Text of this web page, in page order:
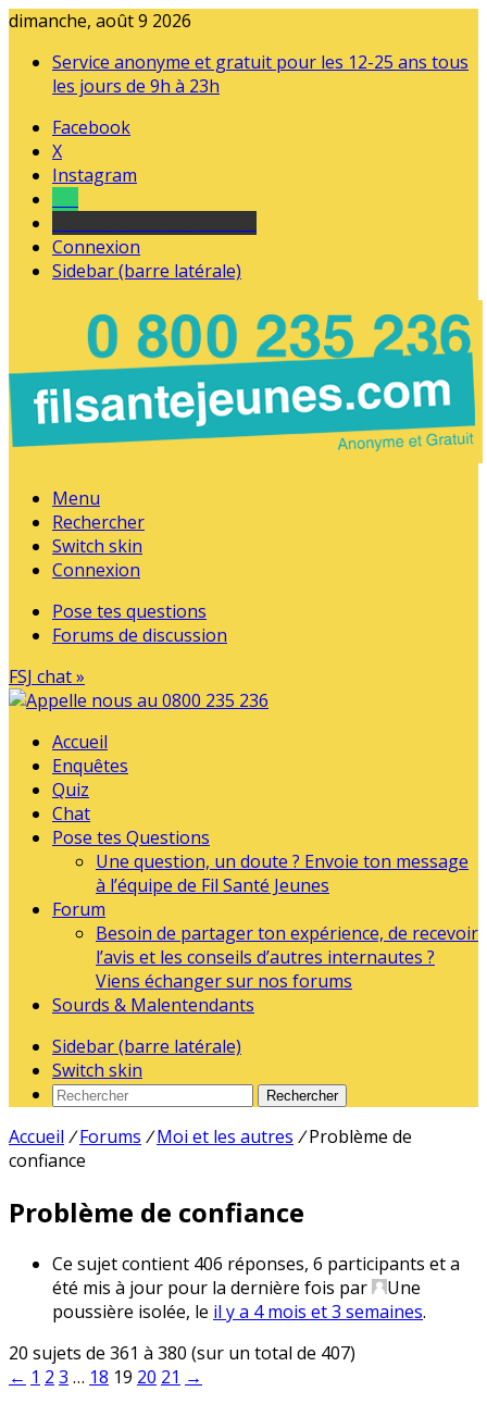
dimanche, août 9 2026
Service anonyme et gratuit pour les 12-25 ans tous
les jours de 9h à 23h
Facebook
X
Instagram
Connexion
Sidebar (barre latérale)
Menu
Rechercher
Switch skin
Connexion
Pose tes questions
Forums de discussion
FSJ chat »
Accueil
Enquêtes
Quiz
Chat
Pose tes Questions
Une question, un doute ? Envoie ton message
à l’équipe de Fil Santé Jeunes
Forum
Besoin de partager ton expérience, de recevoir
l’avis et les conseils d’autres internautes ?
Viens échanger sur nos forums
Sourds & Malentendants
Sidebar (barre latérale)
Switch skin
Rechercher
Accueil / Forums / Moi et les autres / Problème de
confiance
Problème de confiance
Ce sujet contient 406 réponses, 6 participants et a
été mis à jour pour la dernière fois par
Une
poussière isolée, le il y a 4 mois et 3 semaines.
20 sujets de 361 à 380 (sur un total de 407)
← 1 2 3 … 18 19 20 21 →